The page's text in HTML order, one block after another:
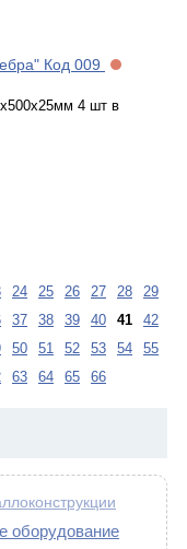
Код 009
4 шт в
24 25 26 27 28
29
37 38 39 40 41
42
50 51 52 53 54
55
63 64 65 66
оборудование